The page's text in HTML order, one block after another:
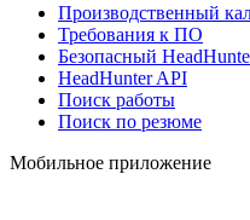
Производственный
Требования к ПО
Безопасный
HeadHunter API
Поиск работы
Поиск по резюме
Мобильное приложение